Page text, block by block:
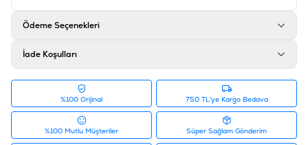
Analiz
Protein %5, Ham Yağ %0,2, Ham Selüloz %0,3, Ham Kül %1, Nem
Barkod
:
8005852146755
Tedarikçi Ürün Kodu
Ödeme Seçenekleri
İade Koşulları
%100 Orijinal 750 TL'ye Kargo Bedava
%100 Mutlu Müşteriler Süper Sağlam Gönderim